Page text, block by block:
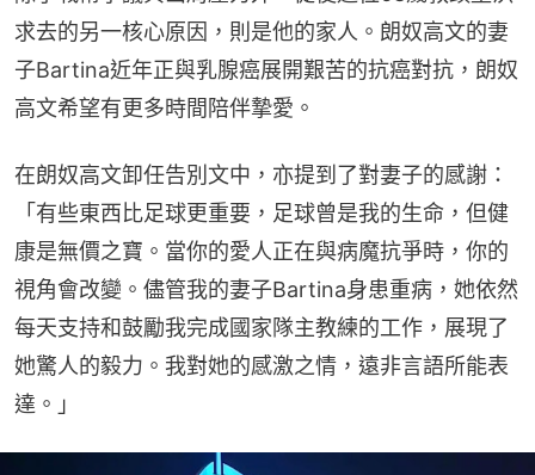
求去的另一核心原因，則是他的家人。朗奴高文的妻
子Bartina近年正與乳腺癌展開艱苦的抗癌對抗，朗奴
高文希望有更多時間陪伴摯愛。
在朗奴高文卸任告別文中，亦提到了對妻子的感謝：
「有些東西比足球更重要，足球曾是我的生命，但健
康是無價之寶。當你的愛人正在與病魔抗爭時，你的
視角會改變。儘管我的妻子Bartina身患重病，她依然
每天支持和鼓勵我完成國家隊主教練的工作，展現了
她驚人的毅力。我對她的感激之情，遠非言語所能表
達。」